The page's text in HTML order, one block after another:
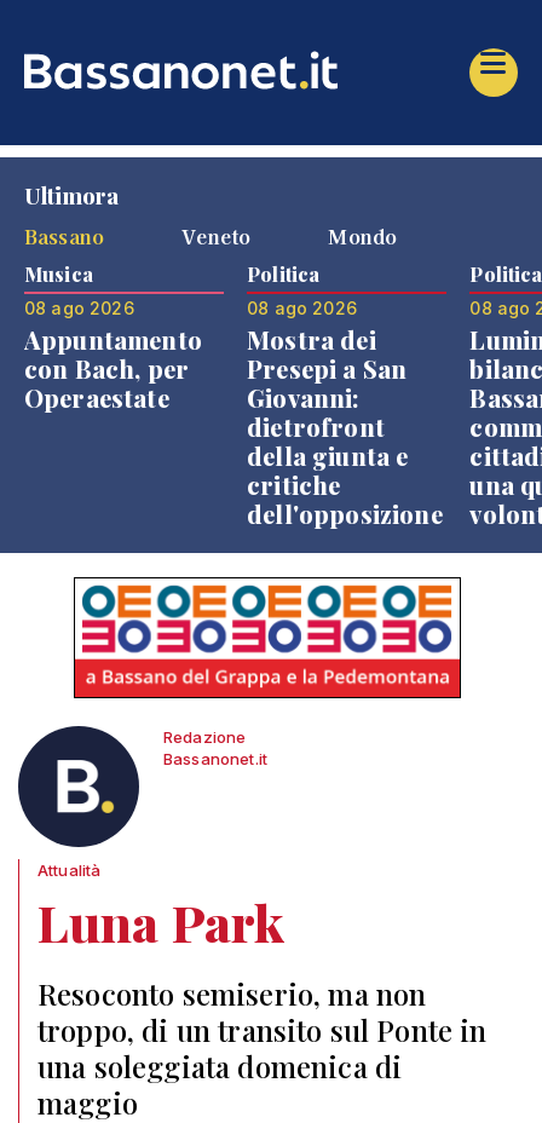
Ultimora
Bassano
Veneto Mondo
Musica
08 ago 2026
Appuntamento
con Bach, per
Operaestate
Politica
08 ago 2026
Mostra dei
Presepi a San
Giovanni:
dietrofront
della giunta e
critiche
dell'opposizione
Politica
08 ago
una
Redazione
Bassanonet.it
Attualità
Luna Park
Resoconto semiserio, ma non
troppo, di un transito sul Ponte in
una soleggiata domenica di
maggio